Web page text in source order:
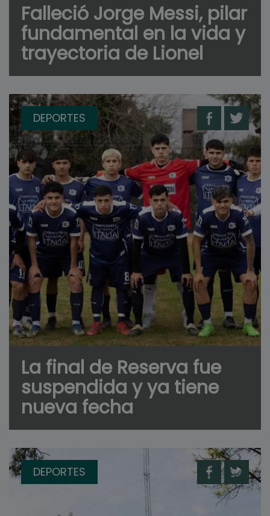
Falleció Jorge Messi, pilar
fundamental en la vida y
trayectoria de Lionel
DEPORTES
La final de Reserva fue
suspendida y ya tiene
nueva fecha
DEPORTES